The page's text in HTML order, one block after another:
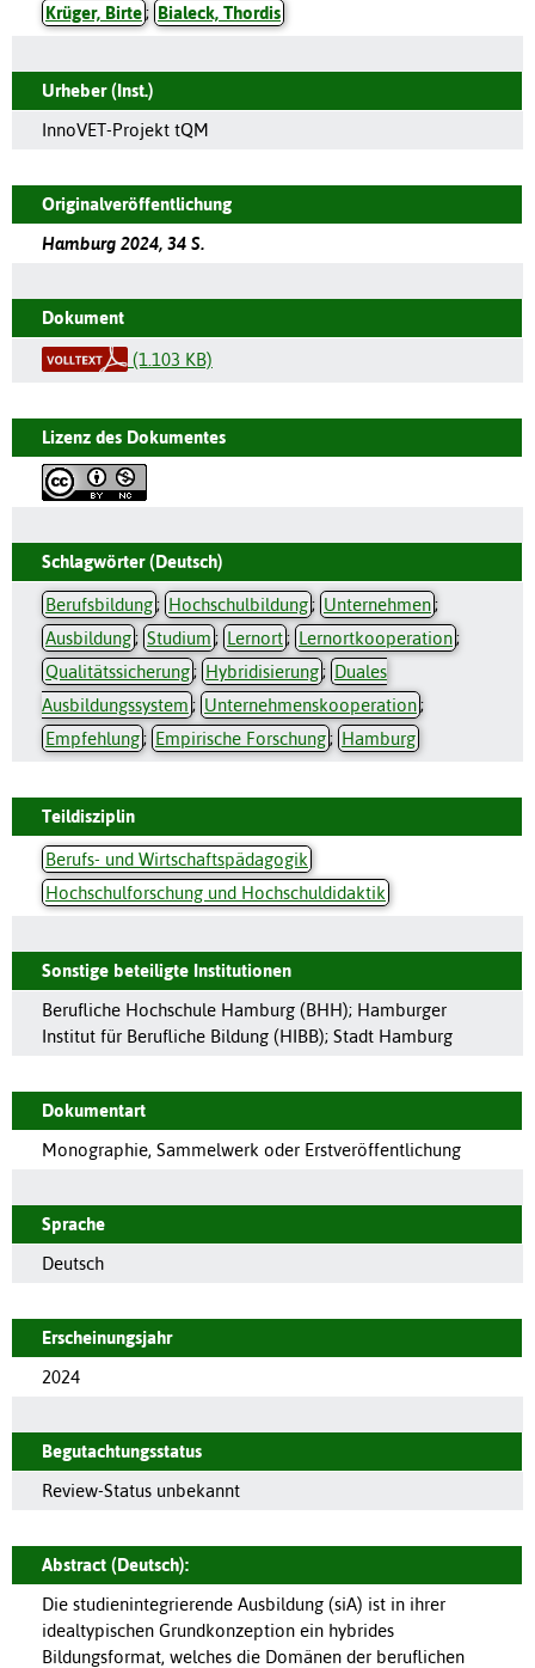
Krüger, Birte; Bialeck, Thordis
Urheber (Inst.)
InnoVET-Projekt tQM
Originalveröffentlichung
Hamburg 2024, 34 S.
Dokument
(1.103 KB)
Lizenz des Dokumentes
Schlagwörter (Deutsch)
Berufsbildung; Hochschulbildung; Unternehmen;
Ausbildung; Studium ; Lernort; Lernortkooperation;
Qualitätssicherung; Hybridisierung; Duales
Ausbildungssystem ; Unternehmenskooperation;
Empfehlung; Empirische Forschung; Hamburg
Teildisziplin
Berufs- und Wirtschaftspädagogik
Hochschulforschung und Hochschuldidaktik
Sonstige beteiligte Institutionen
Berufliche Hochschule Hamburg (BHH); Hamburger
Institut für Berufliche Bildung (HIBB); Stadt Hamburg
Dokumentart
Monographie, Sammelwerk oder Erstveröffentlichung
Sprache
Deutsch
Erscheinungsjahr
2024
Begutachtungsstatus
Review-Status unbekannt
Abstract (Deutsch):
Die studienintegrierende Ausbildung (siA) ist in ihrer
idealtypischen Grundkonzeption ein hybrides
Bildungsformat, welches die Domänen der beruflichen